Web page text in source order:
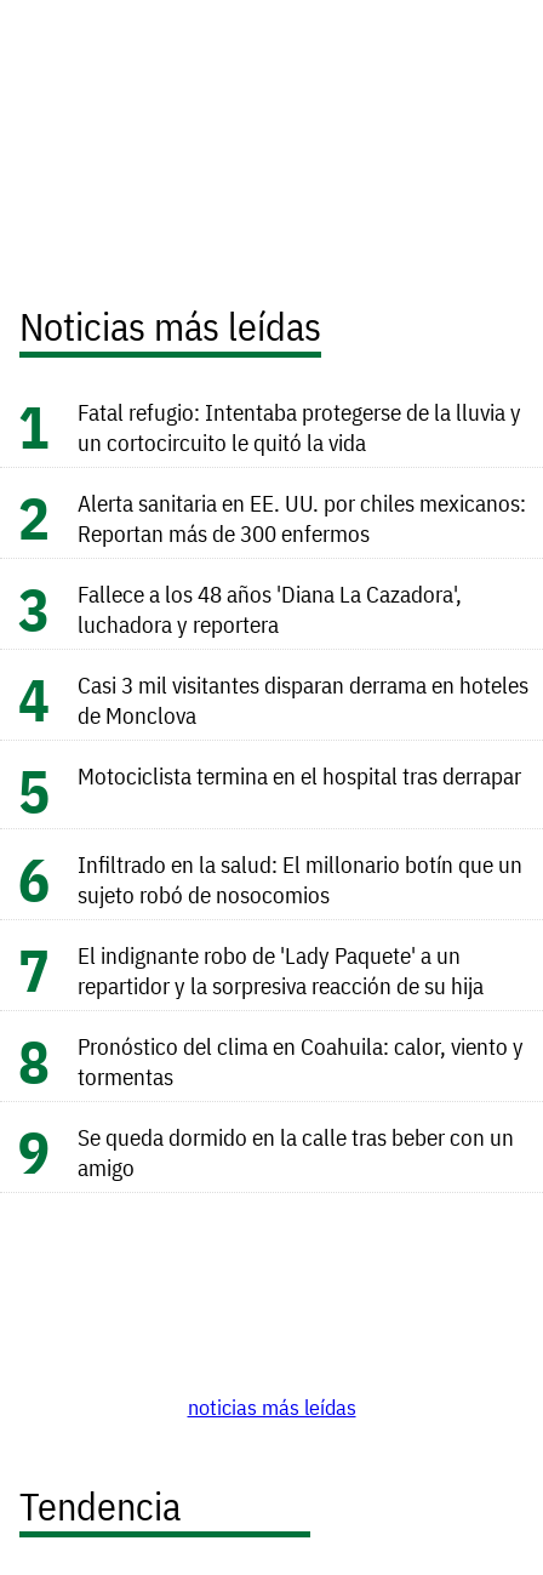
Noticias más leídas
Fatal refugio: Intentaba protegerse de la lluvia y
un cortocircuito le quitó la vida
Alerta sanitaria en EE. UU. por chiles mexicanos:
Reportan más de 300 enfermos
Fallece a los 48 años 'Diana La Cazadora',
luchadora y reportera
Casi 3 mil visitantes disparan derrama en hoteles
de Monclova
Motociclista termina en el hospital tras derrapar
Infiltrado en la salud: El millonario botín que un
sujeto robó de nosocomios
El indignante robo de 'Lady Paquete' a un
repartidor y la sorpresiva reacción de su hija
Pronóstico del clima en Coahuila: calor, viento y
tormentas
Se queda dormido en la calle tras beber con un
amigo
noticias más leídas
Tendencia